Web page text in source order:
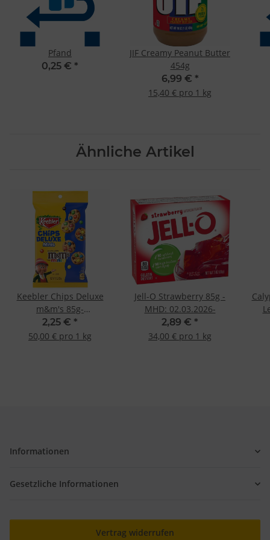
Pfand
0,25 € *
JIF Creamy Peanut Butter
454g
6,99 € *
15,40 € pro 1 kg
Ähnliche Artikel
Keebler Chips Deluxe
m&m's 85g-
MHD:01.07.2026-
2,25 € *
50,00 € pro 1 kg
Jell-O Strawberry 85g -
MHD: 02.03.2026-
2,89 € *
34,00 € pro 1 kg
Informationen
Gesetzliche Informationen
Vertrag widerrufen